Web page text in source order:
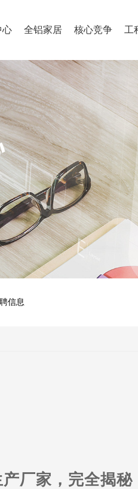
心 全铝家居 核心竞争 工
信息
厂家，完全揭秘